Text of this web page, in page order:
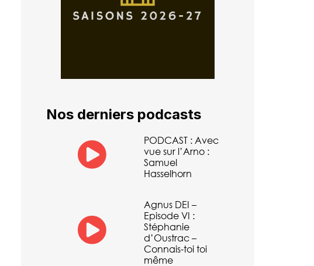
Nos derniers podcasts
PODCAST : Avec
vue sur l’Arno :
Samuel
Hasselhorn
Agnus DEI –
Episode VI :
Stéphanie
d’Oustrac –
Connais-toi toi
même